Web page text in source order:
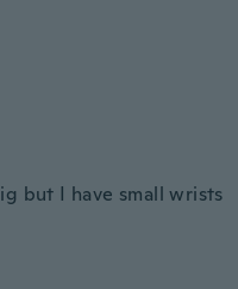
but I have small wrists